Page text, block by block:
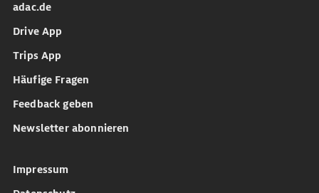
adac.de
Drive App
Trips App
Häufige Fragen
Feedback geben
Newsletter abonnieren
Impressum